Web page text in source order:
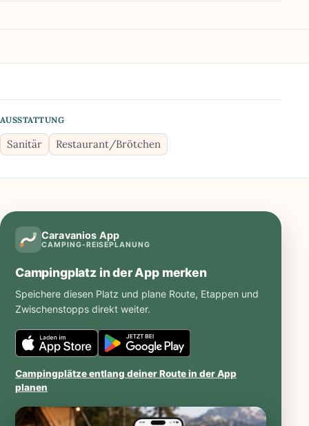
AUSSTATTUNG
Sanitär Restaurant/Brötchen
Caravanios App
CAMPING-REISEPLANUNG
Campingplatz in der App merken
Speichere diesen Platz und plane Route, Etappen und
Zwischenstopps direkt weiter.
Caravanios
iOS
App
Store
öffnen
Caravanios
Google
öffnen
Campingplätze entlang deiner Route in der App
planen